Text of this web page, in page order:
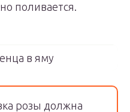
поливается.
в яму
розы должна